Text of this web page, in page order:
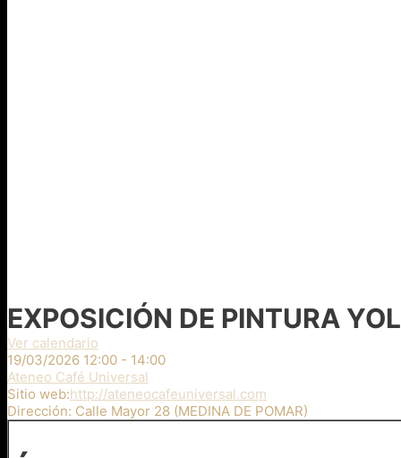
EXPOSICIÓN DE PINTURA
Ver calendario
19/03/2026 12:00 - 14:00
Ateneo Café Universal
Sitio web:http://ateneocafeuniversal.com
Dirección: Calle Mayor 28 (MEDINA DE POMAR)